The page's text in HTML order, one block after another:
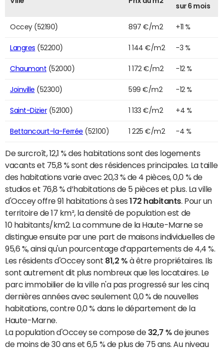
sur 6 mois
Occey (52190) 897 €/m2 +11 %
Langres (52200) 1 144 €/m2 -3 %
Chaumont (52000) 1 172 €/m2 -12 %
Joinville (52300) 599 €/m2 -12 %
Saint-Dizier(52100) 1 133 €/m2 +4 %
Bettancourt-la-Ferrée (52100) 1 225 €/m2 -4 %
De surcroît, 12,1 % des habitations sont des logements
vacants et 75,8 % sont des résidences principales. La taille
des habitations varie avec 20,3 % de 4 pièces, 0,0 % de
studios et 76,8 % d’habitations de 5 pièces et plus. La ville
d'Occey offre 91 habitations à ses172 habitants. Pour un
territoire de 17 km², la densité de population est de
10 habitants/km2. La commune de la Haute-Marne se
distingue ensuite par une part de maisons individuelles de
95,6 %, ainsi qu'un pourcentage d’appartements de 4,4 %.
Les résidents d'Occey sont 81,2 % à être propriétaires. Ils
sont autrement dit plus nombreux que les locataires. Le
parc immobilier de la ville n'a pas progressé sur les cinq
dernières années avec seulement 0,0 % de nouvelles
habitations, contre 0,0 % dans le département de la
Haute-Marne.
La population d'Occey se compose de 32,7 % de jeunes
de moins de 30 ans et 6,5 % de plus de 75 ans. Au niveau